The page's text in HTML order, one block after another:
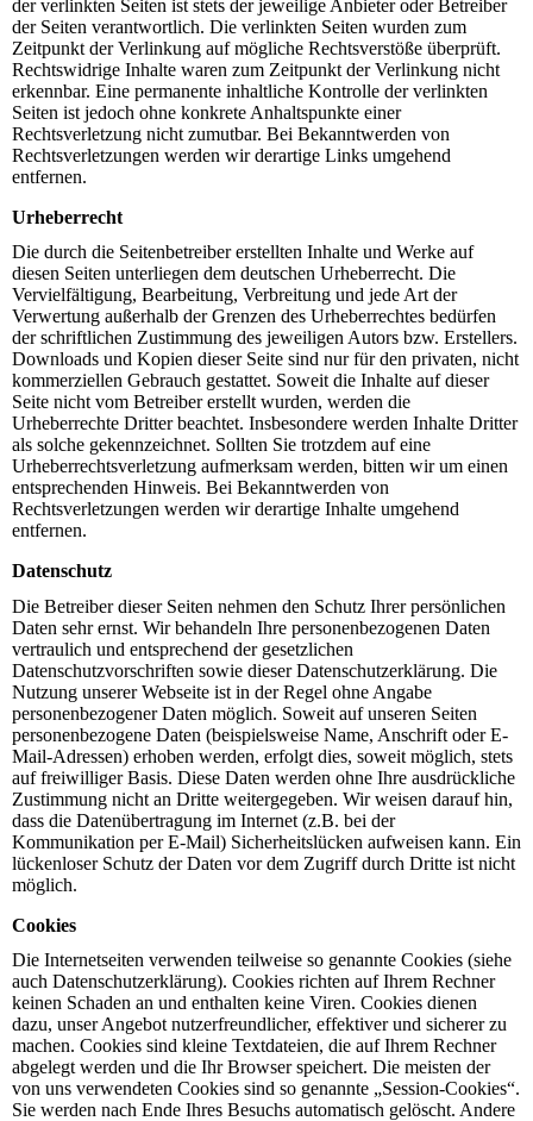
der verlinkten Seiten ist stets der jeweilige Anbieter oder Betreiber
der Seiten verantwortlich. Die verlinkten Seiten wurden zum
Zeitpunkt der Verlinkung auf mögliche Rechtsverstöße überprüft.
Rechtswidrige Inhalte waren zum Zeitpunkt der Verlinkung nicht
erkennbar. Eine permanente inhaltliche Kontrolle der verlinkten
Seiten ist jedoch ohne konkrete Anhaltspunkte einer
Rechtsverletzung nicht zumutbar. Bei Bekanntwerden von
Rechtsverletzungen werden wir derartige Links umgehend
entfernen.
Urheberrecht
Die durch die Seitenbetreiber erstellten Inhalte und Werke auf
diesen Seiten unterliegen dem deutschen Urheberrecht. Die
Vervielfältigung, Bearbeitung, Verbreitung und jede Art der
Verwertung außerhalb der Grenzen des Urheberrechtes bedürfen
der schriftlichen Zustimmung des jeweiligen Autors bzw. Erstellers.
Downloads und Kopien dieser Seite sind nur für den privaten, nicht
kommerziellen Gebrauch gestattet. Soweit die Inhalte auf dieser
Seite nicht vom Betreiber erstellt wurden, werden die
Urheberrechte Dritter beachtet. Insbesondere werden Inhalte Dritter
als solche gekennzeichnet. Sollten Sie trotzdem auf eine
Urheberrechtsverletzung aufmerksam werden, bitten wir um einen
entsprechenden Hinweis. Bei Bekanntwerden von
Rechtsverletzungen werden wir derartige Inhalte umgehend
entfernen.
Datenschutz
Die Betreiber dieser Seiten nehmen den Schutz Ihrer persönlichen
Daten sehr ernst. Wir behandeln Ihre personenbezogenen Daten
vertraulich und entsprechend der gesetzlichen
Datenschutzvorschriften sowie dieser Datenschutzerklärung. Die
Nutzung unserer Webseite ist in der Regel ohne Angabe
personenbezogener Daten möglich. Soweit auf unseren Seiten
personenbezogene Daten (beispielsweise Name, Anschrift oder E-
Mail-Adressen) erhoben werden, erfolgt dies, soweit möglich, stets
auf freiwilliger Basis. Diese Daten werden ohne Ihre ausdrückliche
Zustimmung nicht an Dritte weitergegeben. Wir weisen darauf hin,
dass die Datenübertragung im Internet (z.B. bei der
Kommunikation per E-Mail) Sicherheitslücken aufweisen kann. Ein
lückenloser Schutz der Daten vor dem Zugriff durch Dritte ist nicht
möglich.
Cookies
Die Internetseiten verwenden teilweise so genannte Cookies (siehe
auch Datenschutzerklärung). Cookies richten auf Ihrem Rechner
keinen Schaden an und enthalten keine Viren. Cookies dienen
dazu, unser Angebot nutzerfreundlicher, effektiver und sicherer zu
machen. Cookies sind kleine Textdateien, die auf Ihrem Rechner
abgelegt werden und die Ihr Browser speichert. Die meisten der
von uns verwendeten Cookies sind so genannte „Session-Cookies“.
Sie werden nach Ende Ihres Besuchs automatisch gelöscht. Andere